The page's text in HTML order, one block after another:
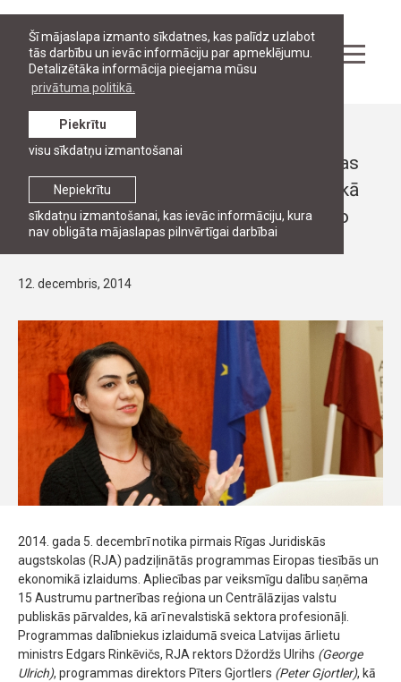
Šī mājaslapa izmanto sīkdatnes, kas palīdz uzlabot
tās darbību un ievāc informāciju par apmeklējumu.
Detalizētāka informācija pieejama mūsu
privātuma politikā.
Nepiekrītu
sīkdatņu izmantošanai, kas ievāc informāciju, kura
nav obligāta mājaslapas pilnvērtīgai darbībai
Piekrītu
visu sīkdatņu izmantošanai
Ziņas
15 Austrumu partnerības un Centrālāzijas
valstu publiskās pārvaldes un nevalstiskā
sektora profesionāļi absolvē padziļināto
programmu tiesībās un ekonomikā
12. decembris, 2014
2014. gada 5. decembrī notika pirmais Rīgas Juridiskās
augstskolas (RJA) padziļinātās programmas Eiropas tiesībās un
ekonomikā izlaidums. Apliecības par veiksmīgu dalību saņēma
15 Austrumu partnerības reģiona un Centrālāzijas valstu
publiskās pārvaldes, kā arī nevalstiskā sektora profesionāļi.
Programmas dalībniekus izlaidumā sveica Latvijas ārlietu
ministrs Edgars Rinkēvičs, RJA rektors Džordžs Ulrihs (George
Ulrich), programmas direktors Pīters Gjortlers (Peter Gjortler), kā